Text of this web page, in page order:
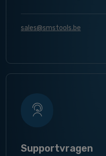
sales@smstools.be
Supportvragen